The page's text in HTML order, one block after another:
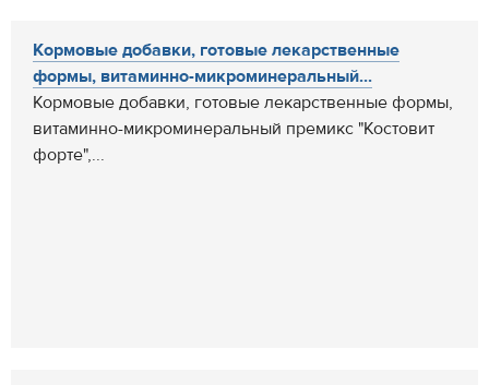
Кормовые добавки, готовые лекарственные
формы, витаминно-микроминеральный...
Кормовые добавки, готовые лекарственные формы,
витаминно-микроминеральный премикс "Костовит
форте",...